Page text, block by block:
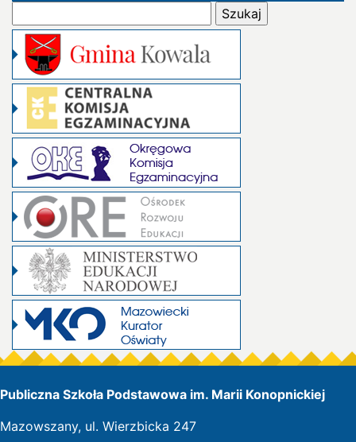
Publiczna Szkoła Podstawowa im. Marii Konopnickiej
Mazowszany, ul. Wierzbicka 247